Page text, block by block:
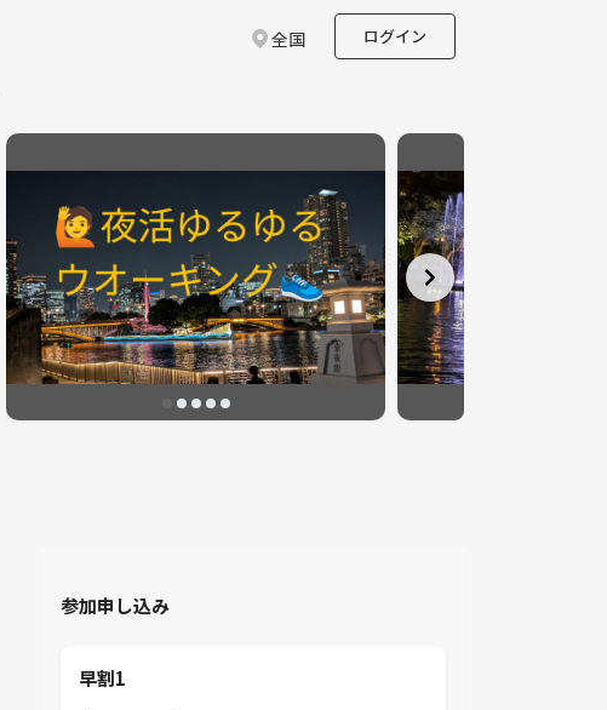
全国 ログイン
参加申し込み
早割1